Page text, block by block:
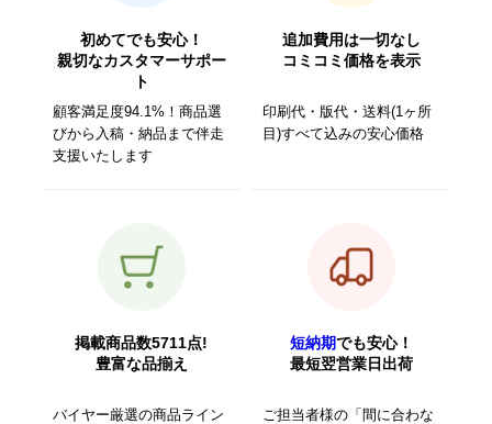
初めてでも安心！
親切なカスタマーサポー
ト
顧客満足度94.1%！商品選
びから入稿・納品まで伴走
支援いたします
追加費用は一切なし
コミコミ価格を表示
印刷代・版代・送料(1ヶ所
目)すべて込みの安心価格
掲載商品数5711点!
豊富な品揃え
バイヤー厳選の商品ライン
短納期でも安心！
最短翌営業日出荷
ご担当者様の「間に合わな